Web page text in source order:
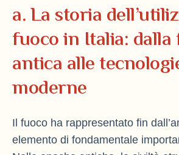
a. La storia
fuoco in Italia: dalla
antica alle
moderne
Il fuoco ha rappresentato fin
elemento di fondamentale